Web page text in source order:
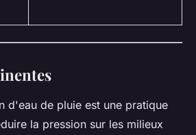
d'eau de pluie est une pratique
la pression sur les milieux